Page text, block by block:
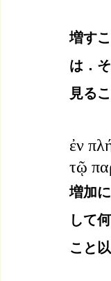
増す
は．
見る
ἐν
τῷ
増加
して
こと